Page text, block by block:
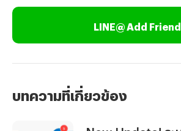
LINE@ Add Friend
บทความที่เกี่ยวข้อง